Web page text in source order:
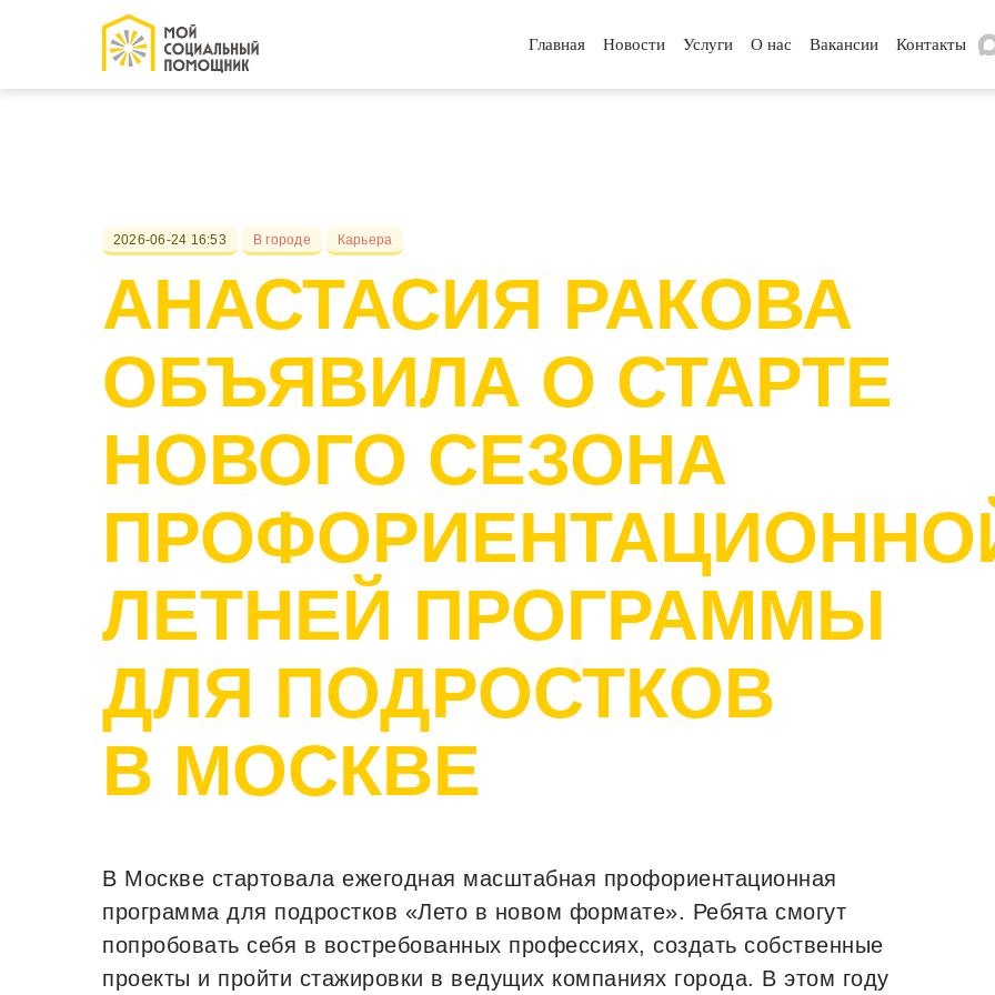
Главная Новости Услуги О нас Вакансии Контакты
2026-06-24 16:53 В городе Карьера
АНАСТАСИЯ РАКОВА
ОБЪЯВИЛА О СТАРТЕ
НОВОГО СЕЗОНА
ЛЕТНЕЙ ПРОГРАММЫ
ДЛЯ ПОДРОСТКОВ
В МОСКВЕ
В Москве стартовала ежегодная масштабная профориентационная
программа для подростков «Лето в новом формате». Ребята смогут
попробовать себя в востребованных профессиях, создать собственные
проекты и пройти стажировки в ведущих компаниях города. В этом году